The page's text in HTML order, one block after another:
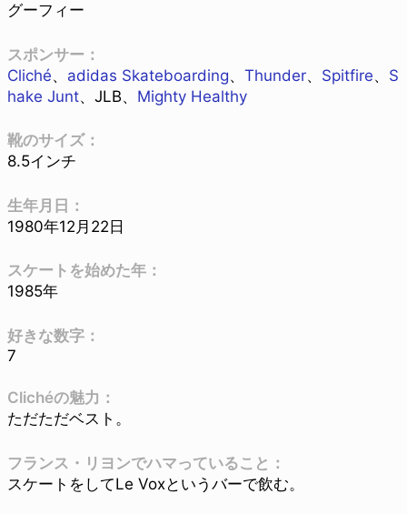
グーフィー
スポンサー：
Cliché、 adidas Skateboarding、 Thunder、 Spitfire、 S
hake Junt、JLB、 Mighty Healthy
靴のサイズ：
8.5インチ
生年月日：
1980年12月22日
スケートを始めた年：
1985年
好きな数字：
7
Clichéの魅力：
ただただベスト。
フランス・リヨンでハマっていること：
スケートをしてLe Voxというバーで飲む。